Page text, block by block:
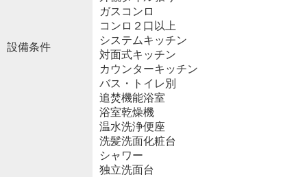
設備条件
ガスコンロ
コンロ２口以上
システムキッチン
対面式キッチン
カウンターキッチン
バス・トイレ別
追焚機能浴室
浴室乾燥機
温水洗浄便座
洗髪洗面化粧台
シャワー
独立洗面台